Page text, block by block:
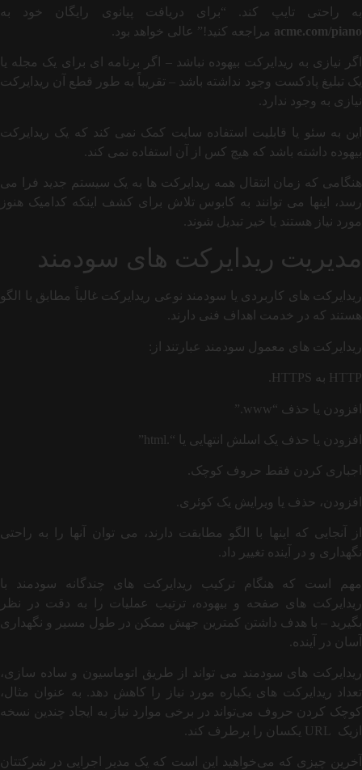
به راحتی تایپ کند. “برای دریافت پیانوی رایگان خود به
acme.com/piano مراجعه کنید!” عالی خواهد بود.
اگر نیازی به ریدایرکت بیهوده نباشد – اگر برنامه ای برای یک مجله یا
یک تبلیغ پادکست وجود نداشته باشد – تقریباً به طور قطع آن ریدایرکت
نیازی به وجود ندارد.
این به سئو یا قابلیت استفاده سایت کمک نمی کند که یک ریدایرکت
بیهوده داشته باشد که هیچ کس از آن استفاده نمی کند.
هنگامی که زمان انتقال همه ریدایرکت ها به یک سیستم جدید فرا می
رسد، اینها می توانند به کابوس تلاش برای کشف اینکه کدامیک هنوز
مورد نیاز هستند یا خیر تبدیل شوند.
مدیریت ریدایرکت های سودمند
ریدایرکت های کاربردی یا سودمند نوعی ریدایرکت غالباً مطابق با الگو
هستند که در خدمت اهداف فنی دارند.
ریدایرکت های معمول سودمند عبارتند از:
HTTP به HTTPS.
افزودن یا حذف “www.”
افزودن یا حذف یک اسلش انتهایی یا “.html”
اجباری کردن فقط حروف کوچک.
افزودن، حذف یا ویرایش یک کوئری.
از آنجایی که اینها با الگو مطابقت دارند، می توان آنها را به راحتی
نگهداری و در آینده تغییر داد.
مهم است که هنگام ترکیب ریدایرکت های چندگانه سودمند با
ریدایرکت های صفحه و بیهوده، ترتیب عملیات را به دقت در نظر
بگیرید – با هدف داشتن کمترین جهش ممکن در طول مسیر و نگهداری
آسان در آینده.
ریدایرکت های سودمند می تواند از طریق اتوماسیون و ساده سازی،
تعداد ریدایرکت های یکباره مورد نیاز را کاهش دهد. به عنوان مثال،
کوچک کردن حروف می‌تواند در برخی موارد نیاز به ایجاد چندین نسخه
ازیک URL یکسان را برطرف کند.
آخرین چیزی که می‌خواهید این است که یک مدیر اجرایی در شرکتتان